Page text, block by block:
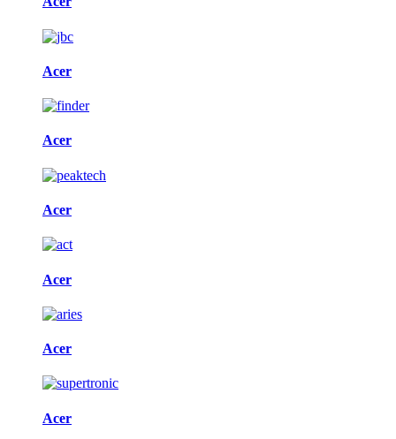
Acer
Acer
Acer
Acer
Acer
Acer